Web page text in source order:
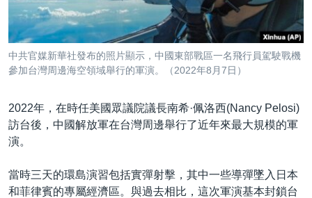
中共官媒新華社發布的照片顯示，中國東部戰區一名飛行員駕駛戰機
參加台灣周邊海空領域舉行的軍演。（2022年8月7日）
2022年，在時任美國眾議院議長南希·佩洛西(Nancy Pelosi)
訪台後，中國解放軍在台灣周邊舉行了近年來最大規模的軍
演。
當時三天的環島演習包括實彈射擊，其中一些導彈墜入日本
和菲律賓的專屬經濟區。與過去相比，這次軍演基本封鎖台